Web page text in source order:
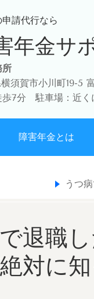
請代行なら
年金サ
所
須賀市小川町19-5
7分 駐車場：近く
障害年金とは
うつ
退職
対に